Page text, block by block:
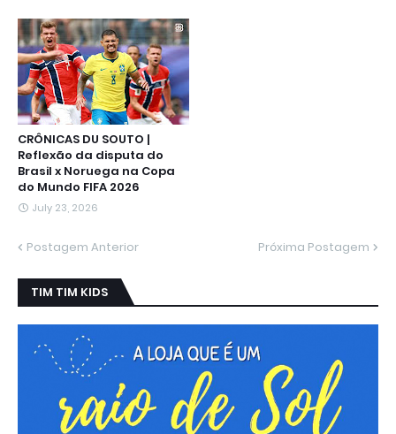
CRÔNICAS DU SOUTO |
Reflexão da disputa do
Brasil x Noruega na Copa
do Mundo FIFA 2026
July 23, 2026
Postagem Anterior Próxima Postagem
TIM TIM KIDS